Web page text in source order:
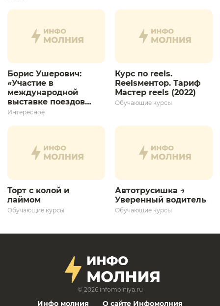
Борис Ушерович:
«Участие в
международной
выставке поездов
дает толчок для
развития»
Интересное
Курс по reels.
Reelsментор. Тариф
Мастер reels (2022)
Обучающие курсы
Торт с колой и
лаймом
Обучающие курсы
Автотрусишка →
Уверенный водитель​
Обучающие курсы
© 2026 infomolniya.ru
Инфо молния О сайте Инфомолния